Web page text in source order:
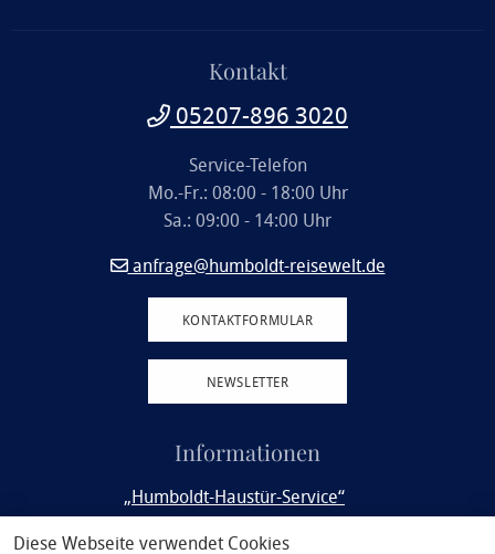
Diese Webseite verwendet Cookies
Kontakt
05207-896 3020
Service-Telefon
Mo.-Fr.: 08:00 - 18:00 Uhr
Sa.: 09:00 - 14:00 Uhr
anfrage@humboldt-reisewelt.de
KONTAKTFORMULAR
NEWSLETTER
Informationen
„Humboldt-Haustür-Service“
Rail&Fly